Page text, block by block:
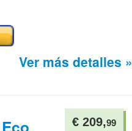
Ver más detalles »
€ 209,99